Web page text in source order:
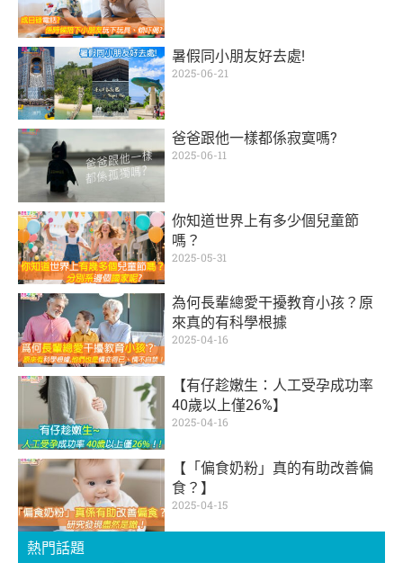
暑假同小朋友好去處!
2025-06-21
爸爸跟他一樣都係寂寞嗎?
2025-06-11
你知道世界上有多少個兒童節
嗎？
2025-05-31
為何長輩總愛干擾教育小孩？原
來真的有科學根據
2025-04-16
【有仔趁嫩生：人工受孕成功率
40歲以上僅26%】
2025-04-16
【「偏食奶粉」真的有助改善偏
食？】
2025-04-15
熱門話題